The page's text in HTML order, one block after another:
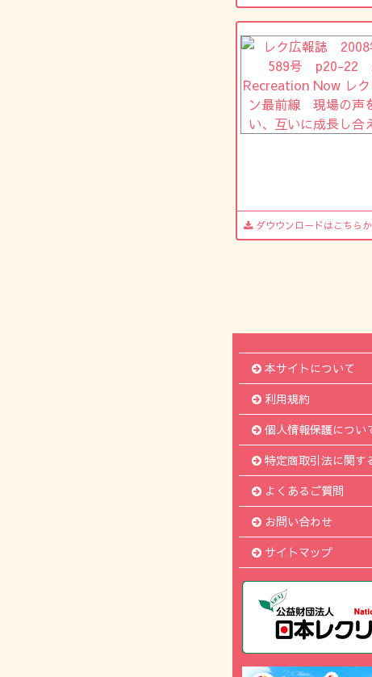
ダウウンロードはこちら
本サイトについて
利用規約
個人情報保護につい
特定商取引法に関す
よくあるご質問
お問い合わせ
サイトマップ